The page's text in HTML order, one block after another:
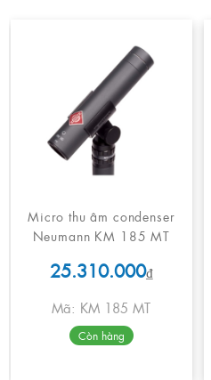
Micro thu âm condenser
Neumann KM 185 MT
25.310.000₫
Mã: KM 185 MT
Còn hàng